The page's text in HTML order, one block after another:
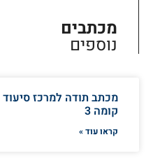
מכתבים
נוספים
מכתב תודה למרכז
קומה 3
קראו עוד »